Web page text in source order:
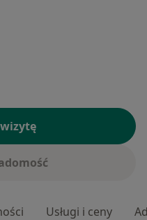
Usługi i ceny